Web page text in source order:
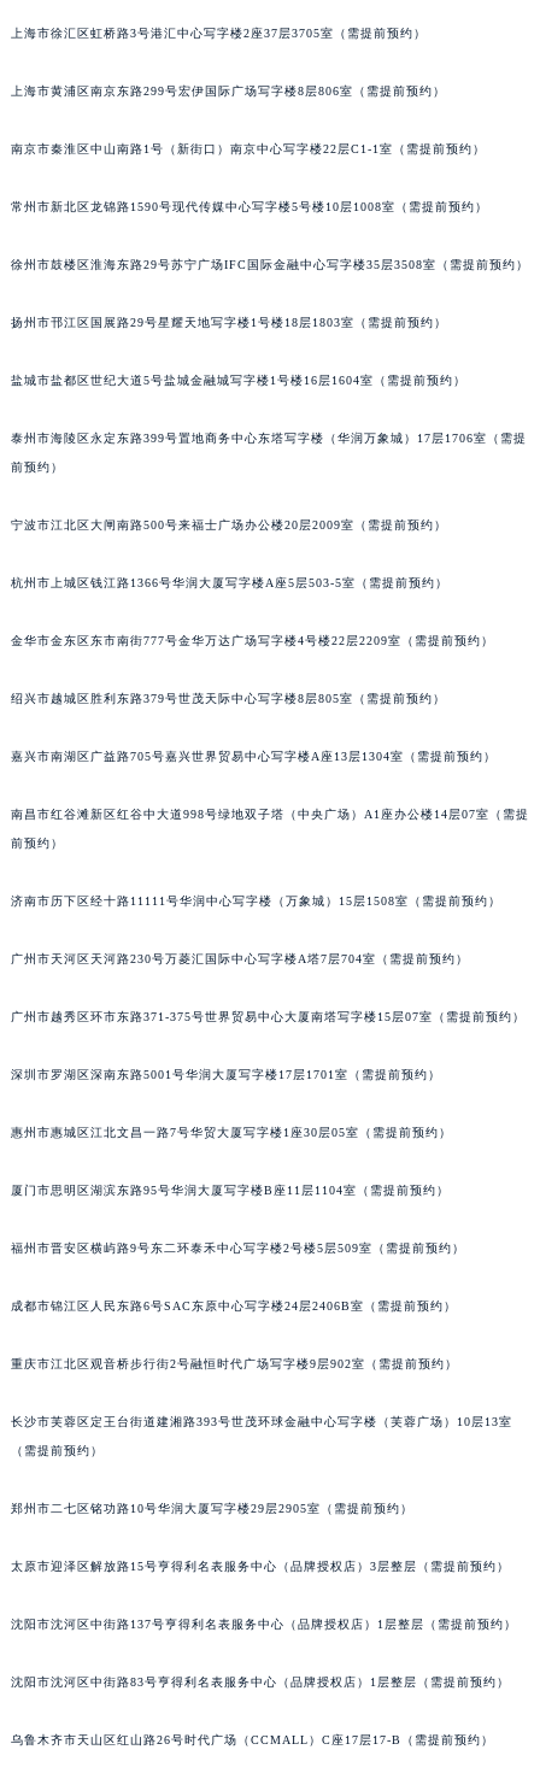
上海市徐汇区虹桥路3号港汇中心写字楼2座37层3705室（需提前预约）
上海市黄浦区南京东路299号宏伊国际广场写字楼8层806室（需提前预约）
南京市秦淮区中山南路1号（新街口）南京中心写字楼22层C1-1室（需提前预约）
常州市新北区龙锦路1590号现代传媒中心写字楼5号楼10层1008室（需提前预约）
徐州市鼓楼区淮海东路29号苏宁广场IFC国际金融中心写字楼35层3508室（需提前预约）
扬州市邗江区国展路29号星耀天地写字楼1号楼18层1803室（需提前预约）
盐城市盐都区世纪大道5号盐城金融城写字楼1号楼16层1604室（需提前预约）
泰州市海陵区永定东路399号置地商务中心东塔写字楼（华润万象城）17层1706室（需提
前预约）
宁波市江北区大闸南路500号来福士广场办公楼20层2009室（需提前预约）
杭州市上城区钱江路1366号华润大厦写字楼A座5层503-5室（需提前预约）
金华市金东区东市南街777号金华万达广场写字楼4号楼22层2209室（需提前预约）
绍兴市越城区胜利东路379号世茂天际中心写字楼8层805室（需提前预约）
嘉兴市南湖区广益路705号嘉兴世界贸易中心写字楼A座13层1304室（需提前预约）
南昌市红谷滩新区红谷中大道998号绿地双子塔（中央广场）A1座办公楼14层07室（需提
前预约）
济南市历下区经十路11111号华润中心写字楼（万象城）15层1508室（需提前预约）
广州市天河区天河路230号万菱汇国际中心写字楼A塔7层704室（需提前预约）
广州市越秀区环市东路371-375号世界贸易中心大厦南塔写字楼15层07室（需提前预约）
深圳市罗湖区深南东路5001号华润大厦写字楼17层1701室（需提前预约）
惠州市惠城区江北文昌一路7号华贸大厦写字楼1座30层05室（需提前预约）
厦门市思明区湖滨东路95号华润大厦写字楼B座11层1104室（需提前预约）
福州市晋安区横屿路9号东二环泰禾中心写字楼2号楼5层509室（需提前预约）
成都市锦江区人民东路6号SAC东原中心写字楼24层2406B室（需提前预约）
重庆市江北区观音桥步行街2号融恒时代广场写字楼9层902室（需提前预约）
长沙市芙蓉区定王台街道建湘路393号世茂环球金融中心写字楼（芙蓉广场）10层13室
（需提前预约）
郑州市二七区铭功路10号华润大厦写字楼29层2905室（需提前预约）
太原市迎泽区解放路15号亨得利名表服务中心（品牌授权店）3层整层（需提前预约）
沈阳市沈河区中街路137号亨得利名表服务中心（品牌授权店）1层整层（需提前预约）
沈阳市沈河区中街路83号亨得利名表服务中心（品牌授权店）1层整层（需提前预约）
乌鲁木齐市天山区红山路26号时代广场（CCMALL）C座17层17-B（需提前预约）